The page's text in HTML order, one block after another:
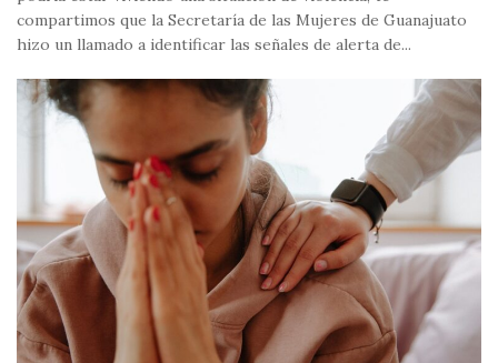
compartimos que la Secretaría de las Mujeres de Guanajuato
hizo un llamado a identificar las señales de alerta de...